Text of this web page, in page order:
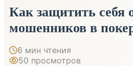
Как защитить себя
мошенников в
6 мин чтения
50 просмотров